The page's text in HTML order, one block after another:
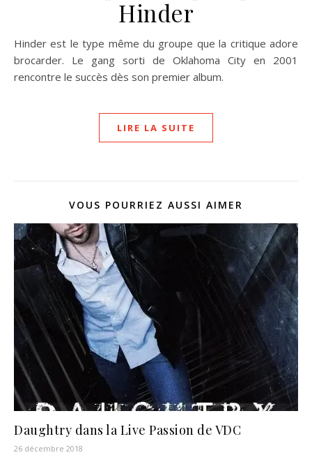
Hinder
Hinder est le type même du groupe que la critique adore
brocarder. Le gang sorti de Oklahoma City en 2001
rencontre le succès dès son premier album.
LIRE LA SUITE
VOUS POURRIEZ AUSSI AIMER
Daughtry dans la Live Passion de VDC
26 décembre 2018